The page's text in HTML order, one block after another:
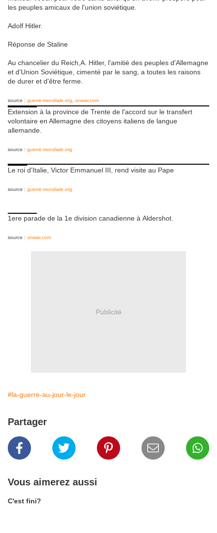
les peuples amicaux de l'union soviétique.
Adolf Hitler.
Réponse de Staline
Au chancelier du Reich,A. Hitler, l'amitié des peuples d'Allemagne
et d'Union Soviétique, cimenté par le sang, a toutes les raisons
de durer et d'être ferme.
source : guerre-mondiale.org, onwar.com
Extension à la province de Trente de l'accord sur le transfert
volontaire en Allemagne des citoyens italiens de langue
allemande.
source : guerre-mondiale.org
Le roi d'Italie, Victor Emmanuel III, rend visite au Pape
source : guerre-mondiale.org
1ere parade de la 1e division canadienne à Aldershot.
source : onwar.com
Publicité
#la-guerre-au-jour-le-jour
Partager
Vous aimerez aussi
C'est fini?